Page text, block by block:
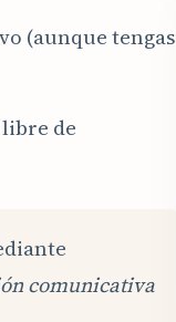
(aunque tengas
de
comunicativa